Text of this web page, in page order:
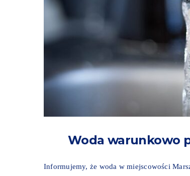
Woda warunkowo
Informujemy, że woda w miejscowości